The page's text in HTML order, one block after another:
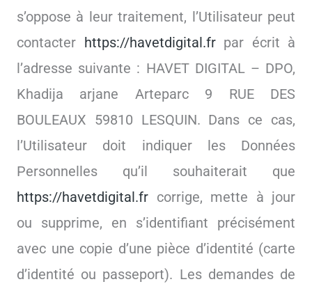
s’oppose à leur traitement, l’Utilisateur peut
contacter https://havetdigital.frpar écrit à
l’adresse suivante : HAVET DIGITAL – DPO,
Khadija arjane Arteparc 9 RUE DES
BOULEAUX 59810 LESQUIN. Dans ce cas,
l’Utilisateur doit indiquer les Données
Personnelles qu’il souhaiterait que
https://havetdigital.fr corrige, mette à jour
ou supprime, en s’identifiant précisément
avec une copie d’une pièce d’identité (carte
d’identité ou passeport). Les demandes de